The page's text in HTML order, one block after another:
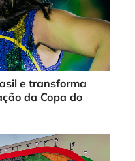
e transforma
da Copa do